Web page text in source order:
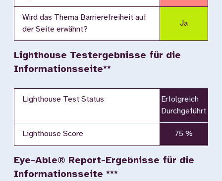
Wird das Thema Barrierefreiheit auf
der Seite erwähnt?
Ja
Lighthouse Testergebnisse für die
Informationsseite**
Lighthouse Test Status
Erfolgreich
Durchgeführt
Lighthouse Score 75 %
Eye-Able® Report-Ergebnisse für die
Informationsseite ***